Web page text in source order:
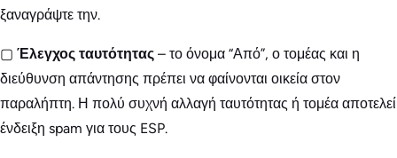
ξαναγράψτε την.
▢ Έλεγχος ταυτότητας – το όνομα “Από”, ο τομέας και η
διεύθυνση απάντησης πρέπει να φαίνονται οικεία στον
παραλήπτη. Η πολύ συχνή αλλαγή ταυτότητας ή τομέα αποτελεί
ένδειξη spam για τους ESP.